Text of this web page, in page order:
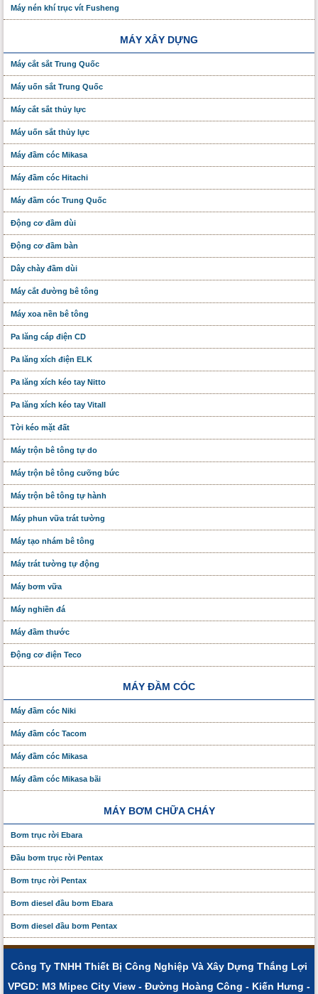
Máy nén khí trục vít Fusheng
MÁY XÂY DỰNG
Máy cắt sắt Trung Quốc
Máy uốn sắt Trung Quốc
Máy cắt sắt thủy lực
Máy uốn sắt thủy lực
Máy đầm cóc Mikasa
Máy đầm cóc Hitachi
Máy đầm cóc Trung Quốc
Động cơ đầm dùi
Động cơ đầm bàn
Dây chày đầm dùi
Máy cắt đường bê tông
Máy xoa nền bê tông
Pa lăng cáp điện CD
Pa lăng xích điện ELK
Pa lăng xích kéo tay Nitto
Pa lăng xích kéo tay Vitall
Tời kéo mặt đất
Máy trộn bê tông tự do
Máy trộn bê tông cưỡng bức
Máy trộn bê tông tự hành
Máy phun vữa trát tường
Máy tạo nhám bê tông
Máy trát tường tự động
Máy bơm vữa
Máy nghiền đá
Máy đầm thước
Động cơ điện Teco
MÁY ĐẦM CÓC
Máy đầm cóc Niki
Máy đầm cóc Tacom
Máy đầm cóc Mikasa
Máy đầm cóc Mikasa bãi
MÁY BƠM CHỮA CHÁY
Bơm trục rời Ebara
Đầu bơm trục rời Pentax
Bơm trục rời Pentax
Bơm diesel đầu bơm Ebara
Bơm diesel đầu bơm Pentax
Công Ty TNHH Thiết Bị Công Nghiệp Và Xây Dựng Thắng Lợi
VPGD: M3 Mipec City View - Đường Hoàng Công - Kiến Hưng -